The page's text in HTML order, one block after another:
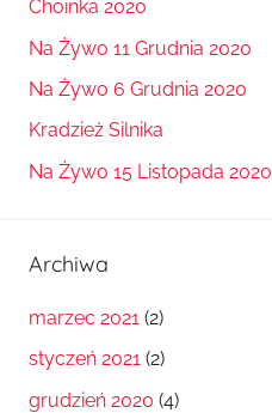
Choinka 2020
Na Żywo 11 Grudnia 2020
Na Żywo 6 Grudnia 2020
Kradzież Silnika
Na Żywo 15 Listopada 2020
Archiwa
marzec 2021 (2)
styczeń 2021 (2)
grudzień 2020 (4)